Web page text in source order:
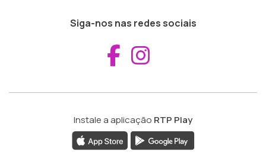
Siga-nos nas redes sociais
Aceder ao
Instale a aplicação RTP Play